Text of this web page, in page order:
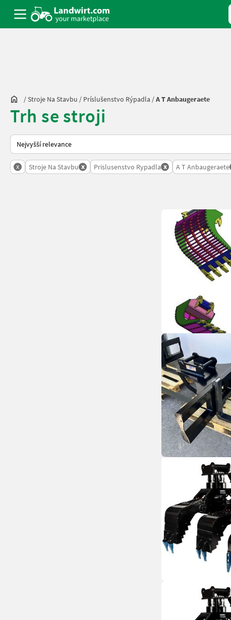
/Stroje Na Stavbu / Príslušenstvo Rýpadla /A T Anbaugeraete
Trh se stroji
Takto se řadí nabídky na Landwirt.com
x Stroje Na Stavbu x Prislusenstvo Rypadla x A T Anbaugeraete